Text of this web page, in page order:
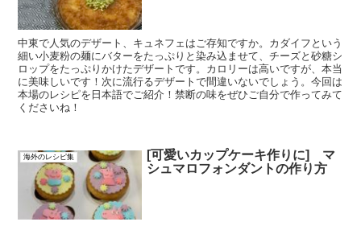
中東で人気のデザート、キュネフェはご存知ですか。カダイフという
細い小麦粉の麺にバターをたっぷりと染み込ませて、チーズと砂糖シ
ロップをたっぷりかけたデザートです。カロリーは高いですが、本当
に美味しいです！次に流行るデザートで間違いないでしょう。今回は
本場のレシピを日本語でご紹介！禁断の味をぜひご自分で作ってみて
くださいね！
海外のレシピ集
[可愛いカップケーキ作りに] マ
シュマロフォンダントの作り方